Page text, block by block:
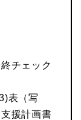
チェック
表（写
援計画書